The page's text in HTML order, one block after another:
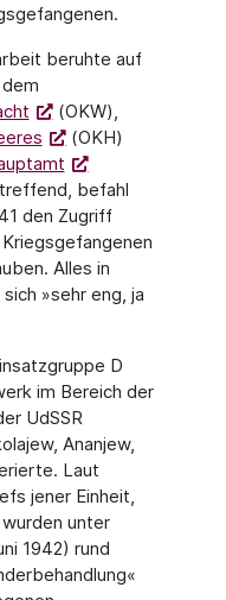
beruhte auf
(OKW),
(OKH)
befahl
den Zugriff
Alles in
»sehr eng, ja
D
im Bereich der
UdSSR
Ananjew,
Laut
jener Einheit,
unter
1942) rund